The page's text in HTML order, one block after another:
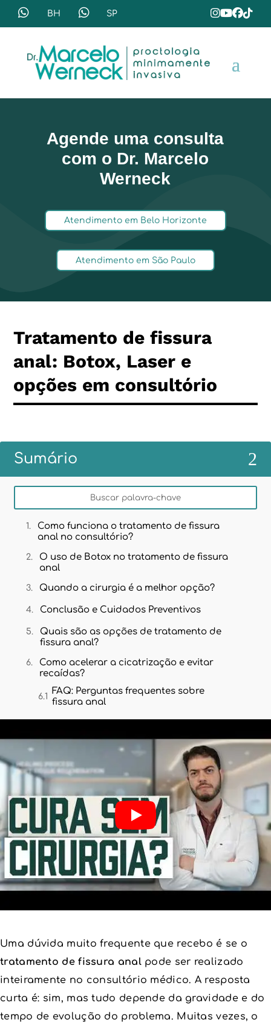
Agende uma consulta
com o Dr. Marcelo
Werneck
Atendimento em Belo Horizonte
Atendimento em São Paulo
Tratamento de fissura
anal: Botox, Laser e
opções em consultório
Sumário 2
Como funciona o tratamento de fissura
anal no consultório?
O uso de Botox no tratamento de fissura
anal
Quando a cirurgia é a melhor opção?
Conclusão e Cuidados Preventivos
Quais são as opções de tratamento de
fissura anal?
Como acelerar a cicatrização e evitar
recaídas?
FAQ: Perguntas frequentes sobre
fissura anal
Uma dúvida muito frequente que recebo é se o
tratamento de fissura analpode ser realizado
inteiramente no consultório médico. A resposta
curta é: sim, mas tudo depende da gravidade e do
tempo de evolução do problema. Muitas vezes, o